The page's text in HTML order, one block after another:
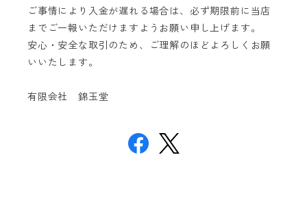
ご事情により入金が遅れる場合は、必ず期限前に当店
までご一報いただけますようお願い申し上げます。
安心・安全な取引のため、ご理解のほどよろしくお願
いいたします。
有限会社 錦玉堂